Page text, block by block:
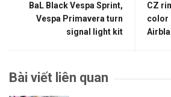
BaL Black Vespa Sprint,
Vespa Primavera turn
signal light kit
CZ
color
Bài viết liên quan